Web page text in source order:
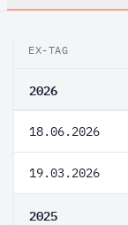
EX-TAG
2026
18.06.2026
19.03.2026
2025